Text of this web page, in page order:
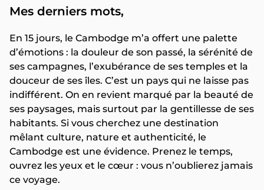
Mes derniers mots,
En 15 jours, le Cambodge m’a offert une palette
d’émotions : la douleur de son passé, la sérénité de
ses campagnes, l’exubérance de ses temples et la
douceur de ses îles. C’est un pays qui ne laisse pas
indifférent. On en revient marqué par la beauté de
ses paysages, mais surtout par la gentillesse de ses
habitants. Si vous cherchez une destination
mêlant culture, nature et authenticité, le
Cambodge est une évidence. Prenez le temps,
ouvrez les yeux et le cœur : vous n’oublierez jamais
ce voyage.